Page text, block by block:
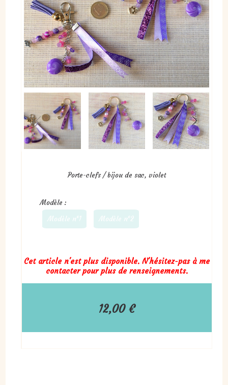
Porte-clefs / bijou de sac, violet
Modèle :
Modèle n°1
Modèle n°2
12,00€
Cet article n'est plus disponible. N'hésitez-pas à me
contacter pour plus de renseignements.